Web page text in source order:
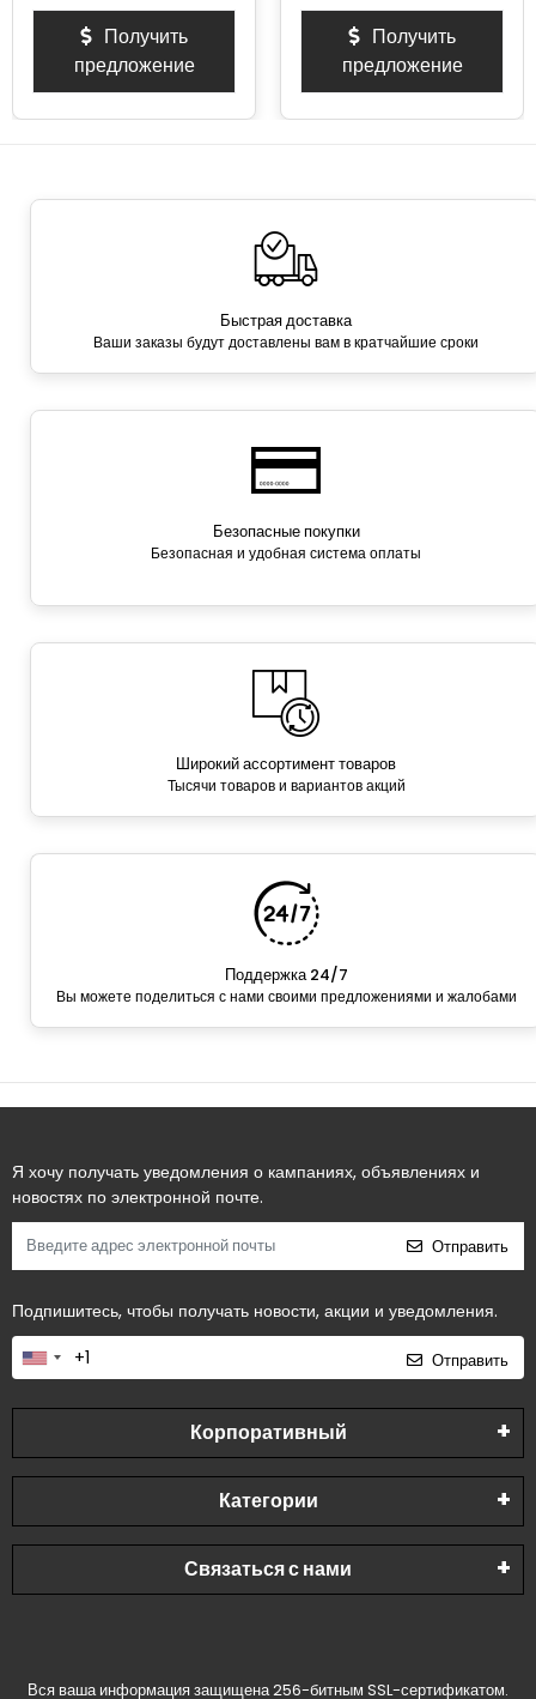
Получить
предложение
Получить
предложение
Быстрая доставка
Ваши заказы будут доставлены вам в кратчайшие сроки
Безопасные покупки
Безопасная и удобная система оплаты
Широкий ассортимент товаров
Тысячи товаров и вариантов акций
Поддержка 24/7
Вы можете поделиться с нами своими предложениями и жалобами
Я хочу получать уведомления о кампаниях, объявлениях и
новостях по электронной почте.
Отправить
Подпишитесь, чтобы получать новости, акции и уведомления.
Отправить
Корпоративный
Категории
Связаться с нами
Вся ваша информация защищена 256-битным SSL-сертификатом.